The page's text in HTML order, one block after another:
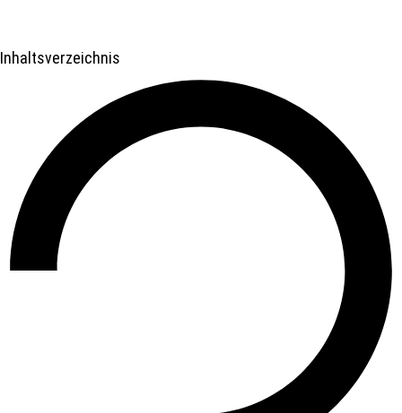
Inhaltsverzeichnis